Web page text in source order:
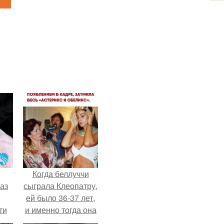
Когда беллуччи
сыграла Клеопатру,
ей было 36-37 лет,
и именно тогда она